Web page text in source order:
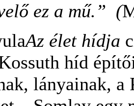
ez a mű.” (
Az élet hídja
híd
lányainak, a